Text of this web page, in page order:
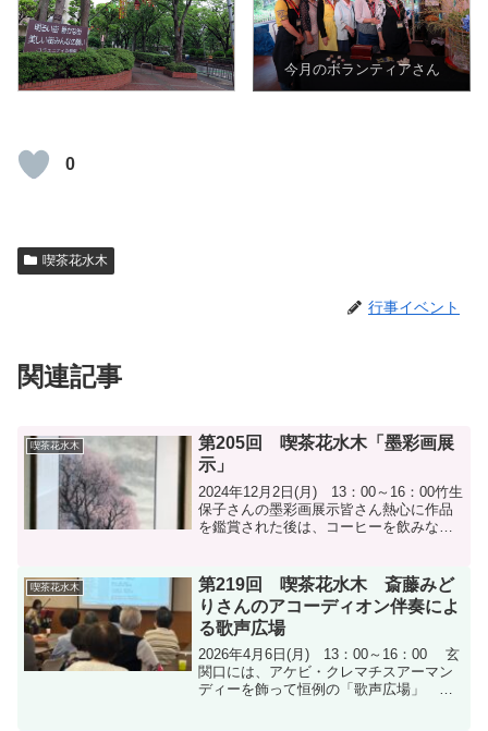
今月のボランティアさん
0
喫茶花水木
行事イベント
関連記事
喫茶花水木
第205回 喫茶花水木「墨彩画展
示」
2024年12月2日(月) 13：00～16：00竹生
保子さんの墨彩画展示皆さん熱心に作品
を鑑賞された後は、コーヒーを飲みなが
喫茶花水木
第219回 喫茶花水木 斎藤みど
りさんのアコーディオン伴奏によ
る歌声広場
2026年4月6日(月) 13：00～16：00 玄
関口には、アケビ・クレマチスアーマン
ディーを飾って恒例の「歌声広場」 斎